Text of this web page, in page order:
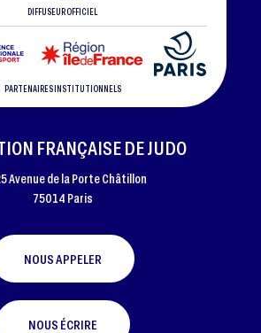
DIFFUSEUR OFFICIEL
PARTENAIRES INSTITUTIONNELS
FRANÇAISE DE JUDO
Avenue de la Porte Châtillon
75014 Paris
NOUS APPELER
NOUS ÉCRIRE